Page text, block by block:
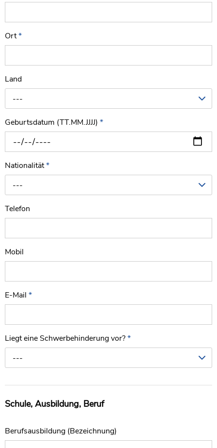
Ort*
Land
---
Geburtsdatum (TT.MM.JJJJ) *
Nationalität*
---
Telefon
Mobil
E-Mail *
Liegt eine Schwerbehinderung vor?*
---
Schule, Ausbildung, Beruf
Berufsausbildung (Bezeichnung)